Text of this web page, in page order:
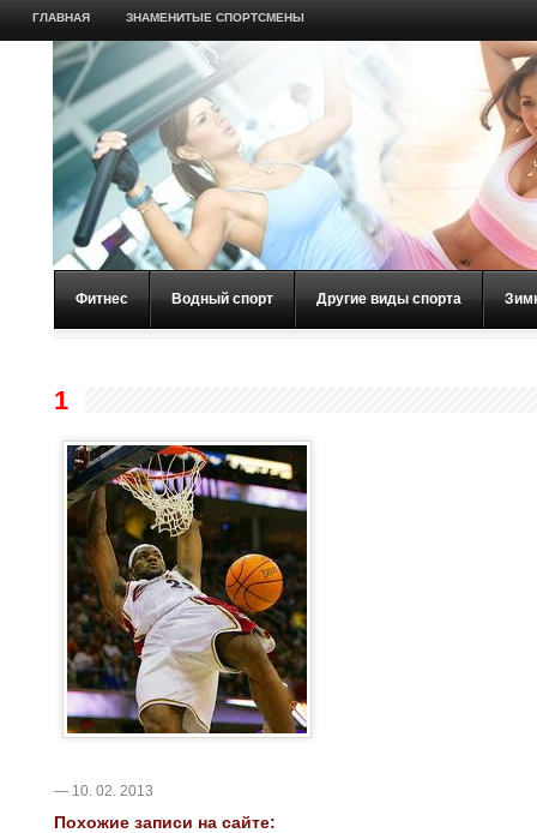
ГЛАВНАЯ ЗНАМЕНИТЫЕ СПОРТСМЕНЫ
Фитнес Водный спорт Другие виды спорта
1
— 10. 02. 2013
Похожие записи на сайте: